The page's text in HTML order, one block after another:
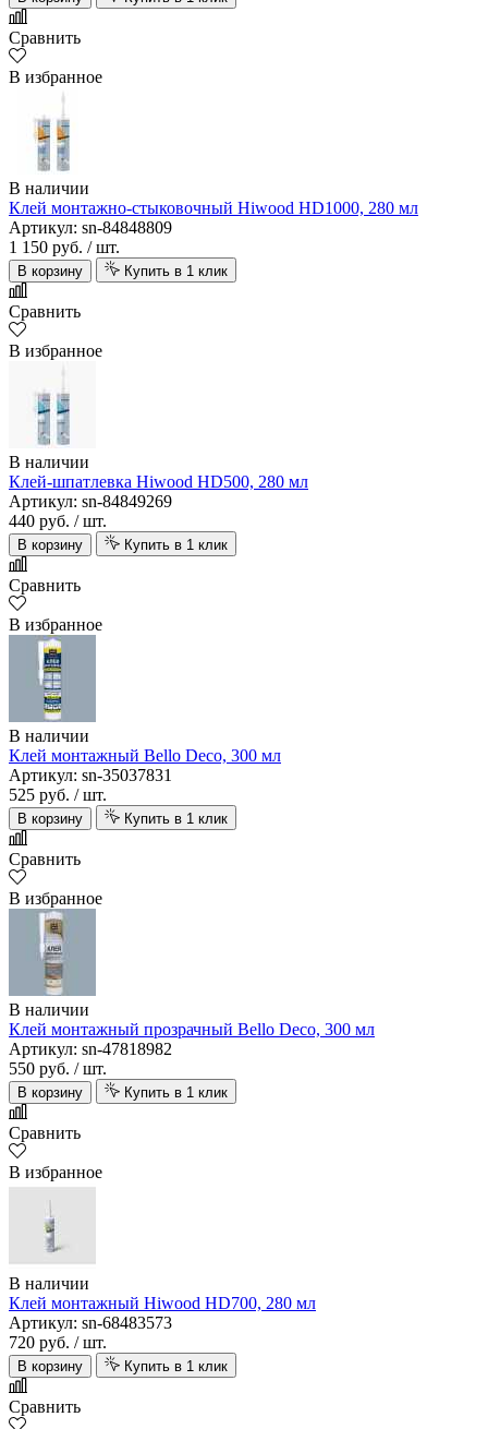
Сравнить
В избранное
В наличии
Клей монтажно-стыковочный Hiwood HD1000, 280 мл
Артикул: sn-84848809
1 150 руб. / шт.
В корзину Купить в 1 клик
Сравнить
В избранное
В наличии
Клей-шпатлевка Hiwood HD500, 280 мл
Артикул: sn-84849269
440 руб. / шт.
В корзину Купить в 1 клик
Сравнить
В избранное
В наличии
Клей монтажный Bello Deco, 300 мл
Артикул: sn-35037831
525 руб. / шт.
В корзину Купить в 1 клик
Сравнить
В избранное
В наличии
Клей монтажный прозрачный Bello Deco, 300 мл
Артикул: sn-47818982
550 руб. / шт.
В корзину Купить в 1 клик
Сравнить
В избранное
В наличии
Клей монтажный Hiwood HD700, 280 мл
Артикул: sn-68483573
720 руб. / шт.
В корзину Купить в 1 клик
Сравнить